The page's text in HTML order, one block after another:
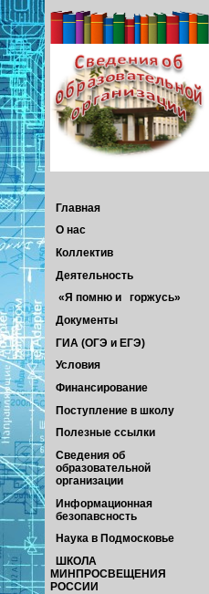
Главная
О нас
Коллектив
Деятельность
«Я помню и горжусь»
Документы
ГИА (ОГЭ и ЕГЭ)
Условия
Финансирование
Поступление в школу
Полезные ссылки
Сведения об
образовательной
организации
Информационная
безопавсность
Наука в Подмосковье
ШКОЛА
МИНПРОСВЕЩЕНИЯ
РОССИИ